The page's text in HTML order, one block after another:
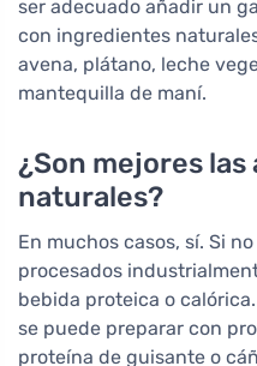
ser adecuado añadir un
con ingredientes
avena, plátano, leche
mantequilla de maní.
¿Son mejores
naturales?
En muchos casos, sí. Si
procesados
bebida proteica o
se puede preparar con
proteína de guisante o